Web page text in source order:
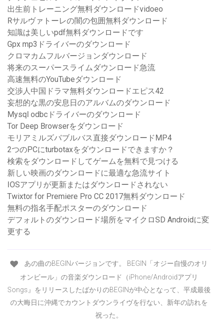
出生前トレーニング無料ダウンロードvidoeo
Rサルヴァトーレの闇の包囲無料ダウンロード
知識は美しいpdf無料ダウンロードです
Gpx mp3ドライバーのダウンロード
クロマカムフルバージョンダウンロード
将来のスーパースライムダウンロード急流
高速無料のYouTubeダウンロード
交渉人中国ドラマ無料ダウンロードエピス42
妄想的な黒の安息日のアルバムのダウンロード
Mysql odbcドライバーのダウンロード
Tor Deep Browserをダウンロード
モリアミルズバブルバス直接ダウンロードMP4
2つのPCにturbotaxをダウンロードできますか？
検索をダウンロードしてゲームを無料で見つける
新しい映画のダウンロードに最適な急流サイト
IOSアプリが更新またはダウンロードされない
Twixtor for Premiere Pro CC 2017無料ダウンロード
無料の指名手配ポスターのダウンロード
デフォルトのダウンロード場所をマイクロSD Androidに変
更する
あの曲のBEGINバージョンです。 BEGIN「オジー自慢のオリ
オンビール」の音楽ダウンロード（iPhone/Androidアプリ
Songs』をリリースしたばかりのBEGINが中心となって、平成最後
の大晦日に沖縄でカウントダウンライヴを行ない、新年の訪れを
祝った。